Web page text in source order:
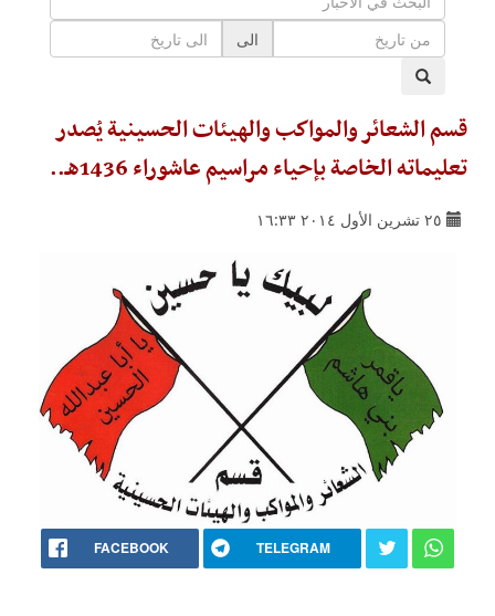
الى
قسم الشعائر والمواكب والهيئات الحسينية يُصدر
تعليماته الخاصة بإحياء مراسيم عاشوراء 1436هـ..
٢٥ تشرين الأول ٢٠١٤ ١٦:٣٣
FACEBOOK TELEGRAM